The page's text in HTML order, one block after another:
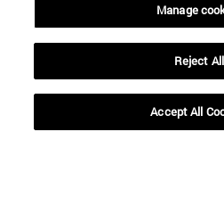
Manage
Reject All
Accept All